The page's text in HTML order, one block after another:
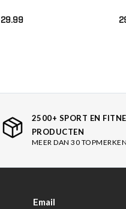
29.99
2500+ SPORT EN
PRODUCTEN
MEER DAN 30 TOPMERKEN
Email